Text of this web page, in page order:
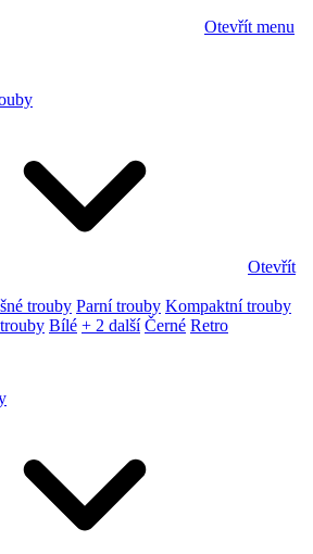
Otevřít menu
Otevřít
trouby Parní trouby Kompaktní trouby
Bílé + 2 další Černé Retro